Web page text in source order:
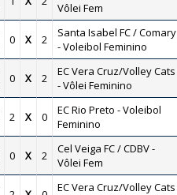
Vôlei Fem
0 X 2
Santa Isabel FC / Comary
- Voleibol Feminino
0 X 2
EC Vera Cruz/Volley Cats
- Vôlei Feminino
2 X 0
EC Rio Preto - Voleibol
Feminino
0 X 2
Cel Veiga FC / CDBV -
Vôlei Fem
EC Vera Cruz/Volley Cats